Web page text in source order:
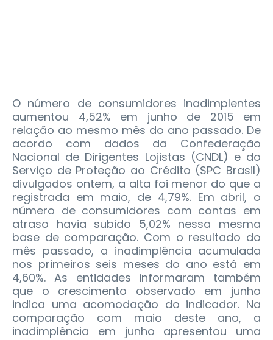
O número de consumidores inadimplentes
aumentou 4,52% em junho de 2015 em
relação ao mesmo mês do ano passado. De
acordo com dados da Confederação
Nacional de Dirigentes Lojistas (CNDL) e do
Serviço de Proteção ao Crédito (SPC Brasil)
divulgados ontem, a alta foi menor do que a
registrada em maio, de 4,79%. Em abril, o
número de consumidores com contas em
atraso havia subido 5,02% nessa mesma
base de comparação. Com o resultado do
mês passado, a inadimplência acumulada
nos primeiros seis meses do ano está em
4,60%. As entidades informaram também
que o crescimento observado em junho
indica uma acomodação do indicador. Na
comparação com maio deste ano, a
inadimplência em junho apresentou uma